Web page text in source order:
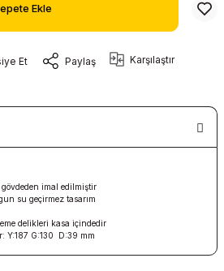
Ekle
Et Paylaş Karşılaştır
imal edilmiştir
su geçirmez tasarım
delikleri kasa içindedir
Y:187 G:130 D:39 mm